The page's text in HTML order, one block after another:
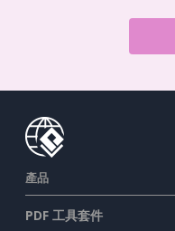
產品
PDF 工具套件